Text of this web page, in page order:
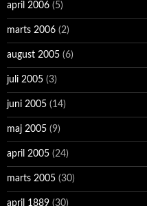
april 2006 (5)
marts 2006 (2)
august 2005 (6)
juli 2005 (3)
juni 2005 (14)
maj 2005 (9)
april 2005 (24)
marts 2005 (30)
april 1889 (30)